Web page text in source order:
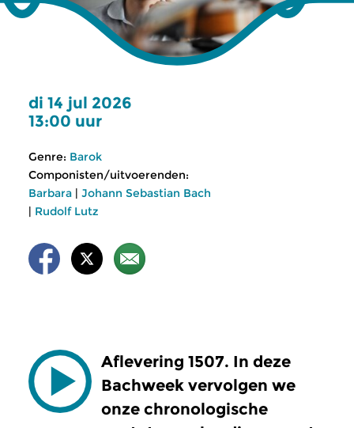
di 14 jul 2026
13:00 uur
Genre: Barok
Componisten/uitvoerenden:
Barbara | Johann Sebastian Bach
| Rudolf Lutz
Aflevering 1507. In deze
Bachweek vervolgen we
onze chronologische